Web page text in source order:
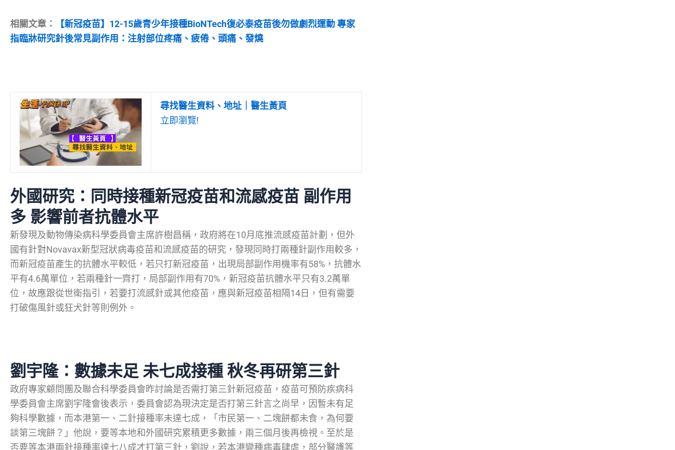
相關文章：
【新冠疫苗】12-15歲青少年接種BioNTech復必泰疫苗後勿做劇烈運動 專家
指臨牀研究針後常見副作用：注射部位疼痛、疲倦、頭痛、發燒
尋找醫生資料、地址｜醫生黃頁
立即瀏覽!
外國研究：同時接種新冠疫苗和流感疫苗 副作用
多 影響前者抗體水平
新發現及動物傳染病科學委員會主席許樹昌稱，政府將在10月底推流感疫苗計劃，但外
國有針對Novavax新型冠狀病毒疫苗和流感疫苗的研究，發現同時打兩種針副作用較多，
而新冠疫苗產生的抗體水平較低，若只打新冠疫苗，出現局部副作用機率有58%，抗體水
平有4.6萬單位，若兩種針一齊打，局部副作用有70%，新冠疫苗抗體水平只有3.2萬單
位，故應跟從世衛指引，若要打流感針或其他疫苗，應與新冠疫苗相隔14日，但有需要
打破傷風針或狂犬針等則例外。
劉宇隆：數據未足 未七成接種 秋冬再研第三針
政府專家顧問團及聯合科學委員會昨討論是否需打第三針新冠疫苗，疫苗可預防疾病科
學委員會主席劉宇隆會後表示，委員會認為現決定是否打第三針言之尚早，因暫未有足
夠科學數據，而本港第一、二針接種率未達七成，「市民第一、二塊餅都未食，為何要
談第三塊餅？」他說，要等本地和外國研究累積更多數據，兩三個月後再檢視。至於是
否要等本港兩針接種率達七八成才打第三針，劉說，若本港變種病毒肆虐，部分醫護等